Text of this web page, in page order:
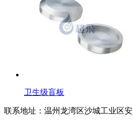
卫生级盲板
联系地址： 温州龙湾区沙城工业区